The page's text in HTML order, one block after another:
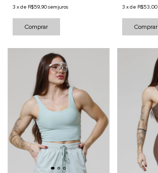
3 xde R$59,90sem juros
Comprar
3 xde R$53,00
Comprar